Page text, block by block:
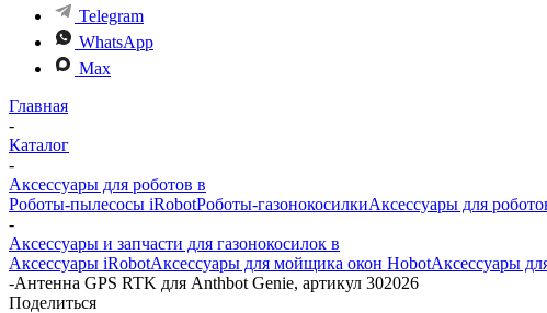
Telegram
WhatsApp
Max
Главная
-
Каталог
-
Аксессуары для роботов в
Роботы-пылесосы iRobotРоботы-газонокосилкиАксессуары для
-
Аксессуары и запчасти для газонокосилок в
Аксессуары iRobotАксессуары для мойщика окон HobotАксессуары
-Антенна GPS RTK для Anthbot Genie, артикул 302026
Поделиться